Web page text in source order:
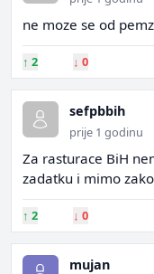
ne moze se od
↑ 2 ↓ 0
sefpbbih
prije 1 godinu
Za rasturace BiH
zadatku i mimo
↑ 2 ↓ 0
mujan